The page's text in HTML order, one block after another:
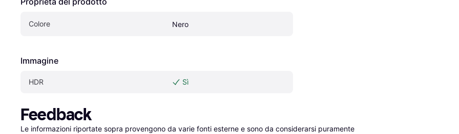
Colore Nero
Immagine
HDR Sì
Feedback
Le informazioni riportate sopra provengono da varie fonti esterne e sono da considerarsi puramente